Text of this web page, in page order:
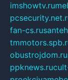
imshowtv.ru
fan-cs.ru
obustrojdom.ru
ppknews.ru